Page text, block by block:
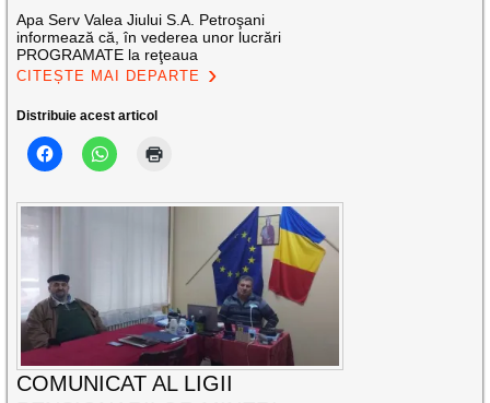
Apa Serv Valea Jiului S.A. Petroşani
informează că, în vederea unor lucrări
PROGRAMATE la reţeaua
CITEȘTE MAI DEPARTE
Distribuie acest articol
COMUNICAT AL LIGII